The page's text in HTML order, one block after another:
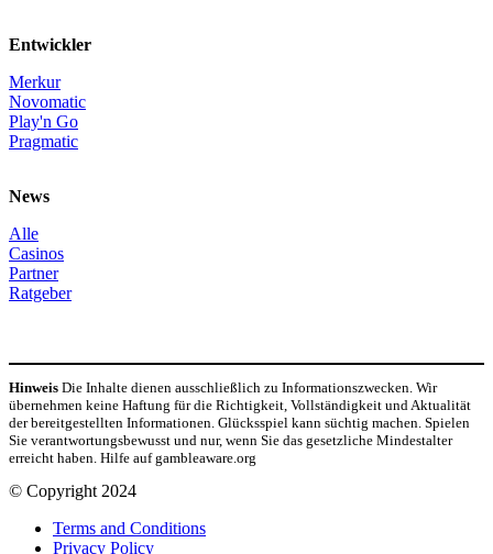
Entwickler
Merkur
Novomatic
Play'n Go
Pragmatic
News
Alle
Casinos
Partner
Ratgeber
Hinweis Die Inhalte dienen ausschließlich zu Informationszwecken. Wir
übernehmen keine Haftung für die Richtigkeit, Vollständigkeit und Aktualität
der bereitgestellten Informationen. Glücksspiel kann süchtig machen. Spielen
Sie verantwortungsbewusst und nur, wenn Sie das gesetzliche Mindestalter
erreicht haben. Hilfe auf gambleaware.org
© Copyright 2024
Terms and Conditions
Privacy Policy